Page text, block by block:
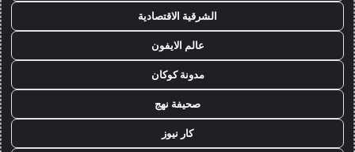
الشرقية الاقتصادية
عالم الايفون
مدونة كوكان
صحيفة نهج
كار نيوز